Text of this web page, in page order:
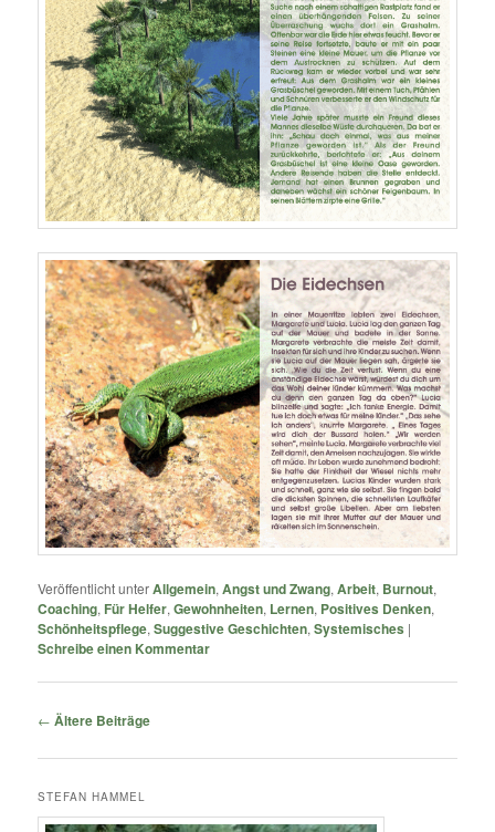
Veröffentlicht unterAllgemein,Angst und Zwang,Arbeit, Burnout,
Coaching, Für Helfer,Gewohnheiten, Lernen, Positives Denken,
Schönheitspflege,Suggestive Geschichten,Systemisches |
Schreibe einen Kommentar
Beitragsnavigation
← Ältere Beiträge
STEFAN HAMMEL